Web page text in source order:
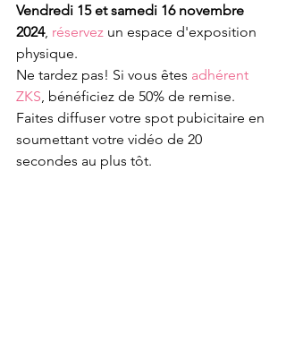
Vendredi 15 et samedi 16 novembre
2024, réservez un espace d'exposition
physique.
Ne tardez pas! Si vous êtes adhérent
ZKS , bénéficiez de 50% de remise.
Faites diffuser votre spot pubicitaire en
soumettant votre vidéo de 20
secondes au plus tôt.